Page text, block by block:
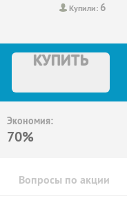
Купили: 6
КУПИТЬ
Экономия:
70%
Вопросы по акции